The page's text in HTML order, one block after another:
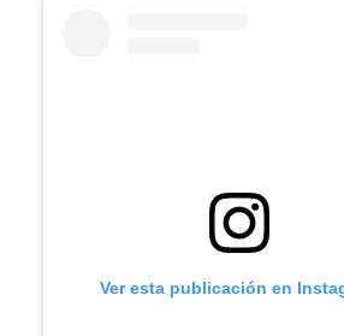
Ver esta publicación en